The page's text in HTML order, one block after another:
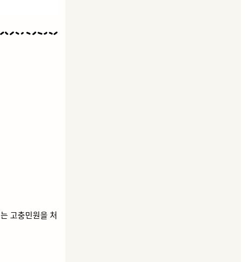
는 고충민원을 처